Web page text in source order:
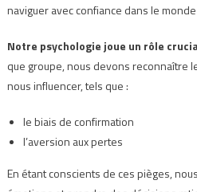
naviguer avec confiance dans le
Notre psychologie joue un rôle
que groupe, nous devons reconnaître
nous influencer, tels que :
le biais de confirmation
l’aversion aux pertes
En étant conscients de ces pièges,